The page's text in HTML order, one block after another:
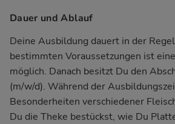
Dauer und Ablauf
Deine Ausbildung dauert in der
bestimmten Voraussetzungen ist
möglich. Danach besitzt Du den
(m/w/d). Während der
Besonderheiten verschiedener
Du die Theke bestückst, wie Du